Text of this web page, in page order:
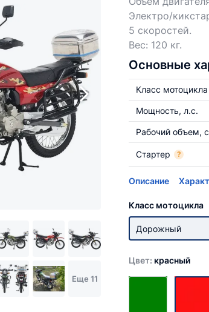
Еще 11
Электро/
5 скоростей.
Вес: 120 кг.
Основные
Класс мотоцикла
Мощность, л.с.
Рабочий объем,
Стартер ?
Описание
Класс мотоцикла
Дорожный
Цвет: красный